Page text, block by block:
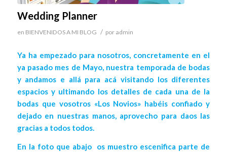
Wedding Planner
en BIENVENIDOS A MI BLOG / por admin
Ya ha empezado para nosotros, concretamente en el
ya pasado mes de Mayo, nuestra temporada de bodas
y andamos e allá para acá visitando los diferentes
espacios y ultimando los detalles de cada una de la
bodas que vosotros «Los Novios» habéis confiado y
dejado en nuestras manos, aprovecho para daos las
gracias a todos todos.
En la foto que abajo os muestro escenifica parte de